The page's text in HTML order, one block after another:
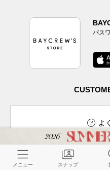
パス
よ
メニュー スナップ